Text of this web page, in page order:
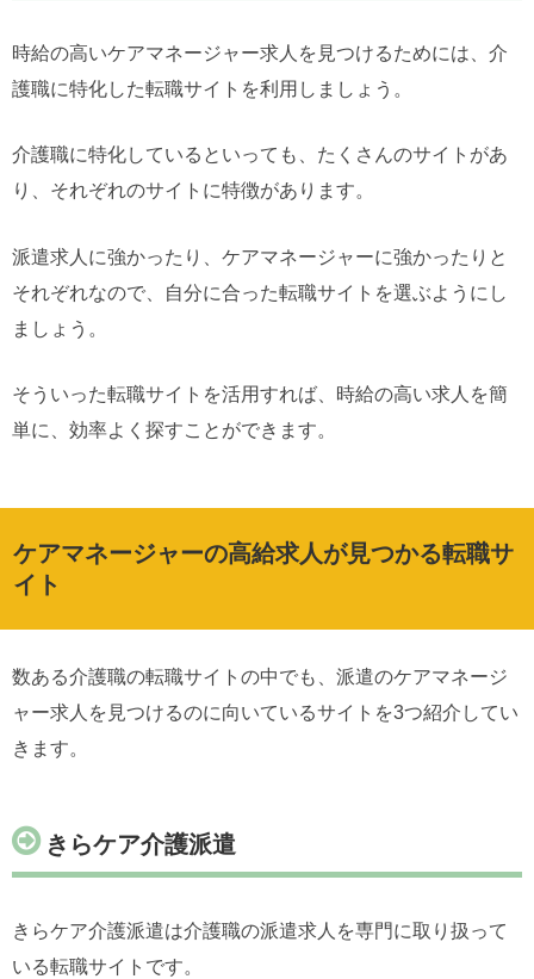
時給の高いケアマネージャー求人を見つけるためには、介
護職に特化した転職サイトを利用しましょう。
介護職に特化しているといっても、たくさんのサイトがあ
り、それぞれのサイトに特徴があります。
派遣求人に強かったり、ケアマネージャーに強かったりと
それぞれなので、自分に合った転職サイトを選ぶようにし
ましょう。
そういった転職サイトを活用すれば、時給の高い求人を簡
単に、効率よく探すことができます。
ケアマネージャーの高給求人が見つかる転職サ
イト
数ある介護職の転職サイトの中でも、派遣のケアマネージ
ャー求人を見つけるのに向いているサイトを3つ紹介してい
きます。
きらケア介護派遣
きらケア介護派遣は介護職の派遣求人を専門に取り扱って
いる転職サイトです。